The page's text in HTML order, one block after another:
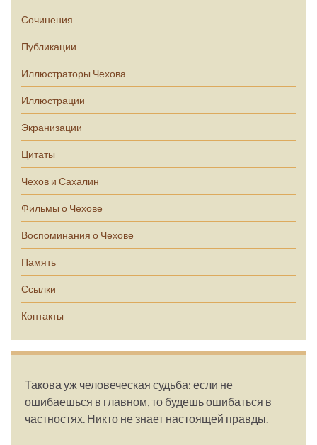
Сочинения
Публикации
Иллюстраторы Чехова
Иллюстрации
Экранизации
Цитаты
Чехов и Сахалин
Фильмы о Чехове
Воспоминания о Чехове
Память
Ссылки
Контакты
Такова уж человеческая судьба: если не
ошибаешься в главном, то будешь ошибаться в
частностях. Никто не знает настоящей правды.